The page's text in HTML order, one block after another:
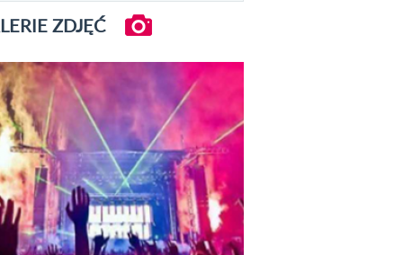
ZDJĘĆ